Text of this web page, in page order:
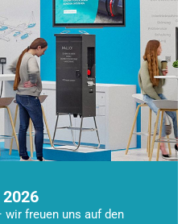
wir freuen uns auf den